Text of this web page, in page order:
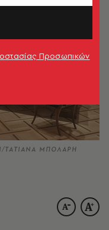
ΤΑΤΙΑΝΑ ΜΠΟΛΑΡΗ
Προσωπικών